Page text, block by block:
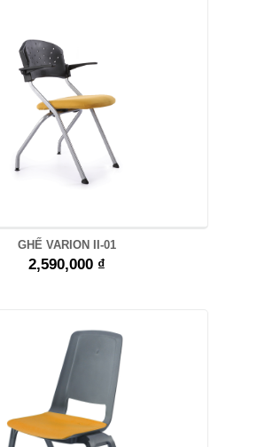
GHẾ VARION II-01
2,590,000 ₫